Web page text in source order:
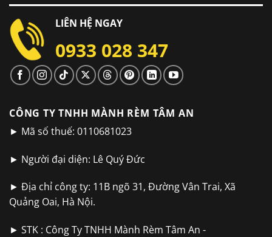
LIÊN HỆ NGAY
0933 028 347
CÔNG TY TNHH MÀNH RÈM TÂM AN
► Mã số thuế: 0110681023
► Người đại diện: Lê Quý Đức
► Địa chỉ công ty: 11B ngõ 31, Đường Vân Trai, Xã
Quảng Oai, Hà Nội.
► STK : Công Ty TNHH Mành Rèm Tâm An -